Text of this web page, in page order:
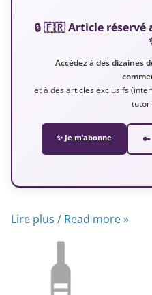
🔒 🇫🇷 Article réservé
Accédez à des dizaines
et à des articles exclusifs
✨ Je m’abonne
Lire plus / Read more »